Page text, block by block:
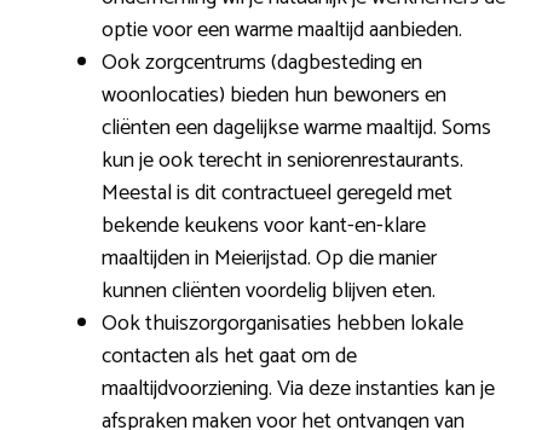
optie voor een warme maaltijd aanbieden.
Ook zorgcentrums (dagbesteding en
woonlocaties) bieden hun bewoners en
cliënten een dagelijkse warme maaltijd. Soms
kun je ook terecht in seniorenrestaurants.
Meestal is dit contractueel geregeld met
bekende keukens voor kant-en-klare
maaltijden in Meierijstad. Op die manier
kunnen cliënten voordelig blijven eten.
Ook thuiszorgorganisaties hebben lokale
contacten als het gaat om de
maaltijdvoorziening. Via deze instanties kan je
afspraken maken voor het ontvangen van